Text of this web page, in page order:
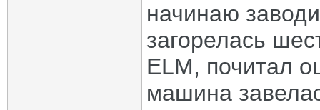
начинаю
загорелась
ELM, почитал
машина